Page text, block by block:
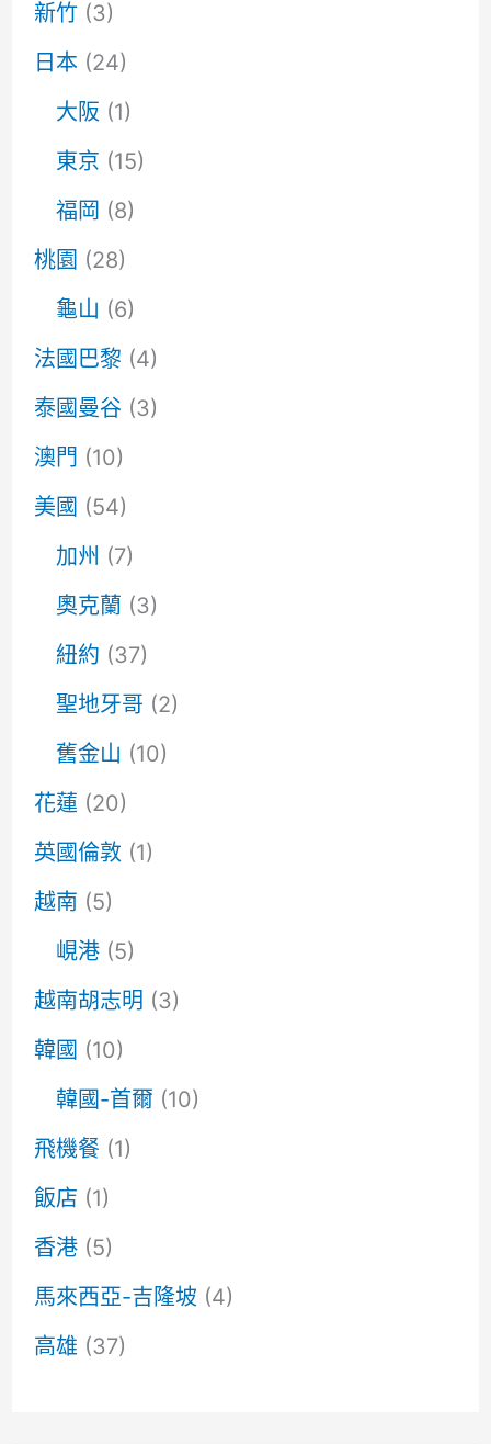
新竹(3)
日本 (24)
大阪 (1)
東京 (15)
福岡 (8)
桃園 (28)
龜山 (6)
法國巴黎 (4)
泰國曼谷 (3)
澳門 (10)
美國 (54)
加州 (7)
奧克蘭 (3)
紐約 (37)
聖地牙哥 (2)
舊金山 (10)
花蓮 (20)
英國倫敦 (1)
越南 (5)
峴港(5)
越南胡志明 (3)
韓國 (10)
韓國-首爾 (10)
飛機餐 (1)
飯店 (1)
香港(5)
馬來西亞-吉隆坡 (4)
高雄 (37)